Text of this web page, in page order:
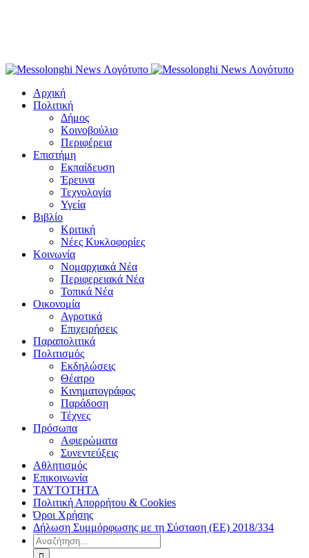
Αρχική
Πολιτική
Δήμος
Κοινοβούλιο
Περιφέρεια
Επιστήμη
Εκπαίδευση
Έρευνα
Τεχνολογία
Υγεία
Βιβλίο
Κριτική
Νέες Κυκλοφορίες
Κοινωνία
Νομαρχιακά Νέα
Περιφερειακά Νέα
Τοπικά Νέα
Οικονομία
Αγροτικά
Επιχειρήσεις
Παραπολιτικά
Πολιτισμός
Εκδηλώσεις
Θέατρο
Κινηματογράφος
Παράδοση
Τέχνες
Πρόσωπα
Αφιερώματα
Συνεντεύξεις
Αθλητισμός
Επικοινωνία
ΤΑΥΤΟΤΗΤΑ
Πολιτική Απορρήτου & Cookies
Όροι Χρήσης
Δήλωση Συμμόρφωσης με τη Σύσταση (ΕΕ) 2018/334
Αναζήτηση
για: